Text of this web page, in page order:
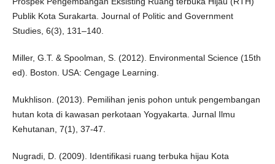
Publik Kota Surakarta. Journal of Politic and Government
Studies, 6(3), 131–140.
Miller, G.T. & Spoolman, S. (2012). Environmental Science (15th
ed). Boston. USA: Cengage Learning.
Mukhlison. (2013). Pemilihan jenis pohon untuk pengembangan
hutan kota di kawasan perkotaan Yogyakarta. Jurnal Ilmu
Kehutanan, 7(1), 37-47.
Nugradi, D. (2009). Identifikasi ruang terbuka hijau Kota